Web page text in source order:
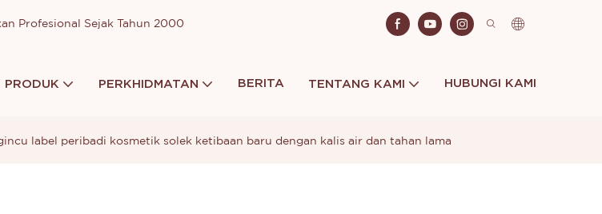
Profesional Sejak Tahun 2000
PRODUK PERKHIDMATAN BERITA TENTANG KAMI HUBUNGI KAMI
label peribadi kosmetik solek ketibaan baru dengan kalis air dan tahan lama